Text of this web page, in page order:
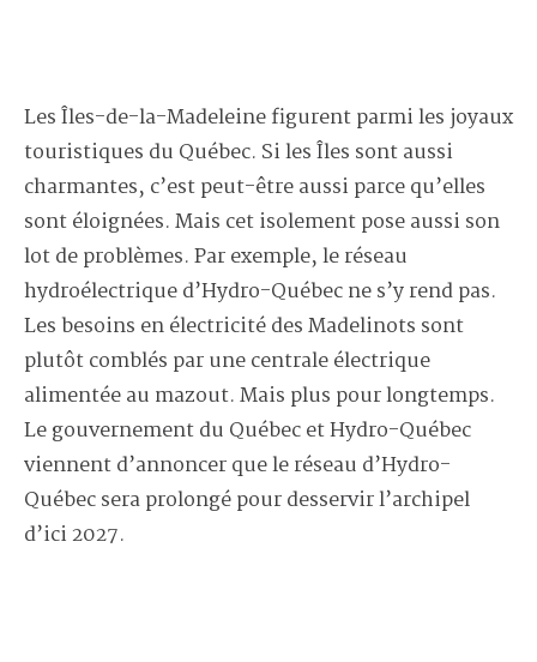
Les Îles-de-la-Madeleine figurent parmi les joyaux
touristiques du Québec. Si les Îles sont aussi
charmantes, c’est peut-être aussi parce qu’elles
sont éloignées. Mais cet isolement pose aussi son
lot de problèmes. Par exemple, le réseau
hydroélectrique d’Hydro-Québec ne s’y rend pas.
Les besoins en électricité des Madelinots sont
plutôt comblés par une centrale électrique
alimentée au mazout. Mais plus pour longtemps.
Le gouvernement du Québec et Hydro-Québec
viennent d’annoncer que le réseau d’Hydro-
Québec sera prolongé pour desservir l’archipel
d’ici 2027.